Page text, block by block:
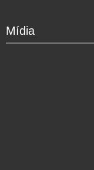
Mídia